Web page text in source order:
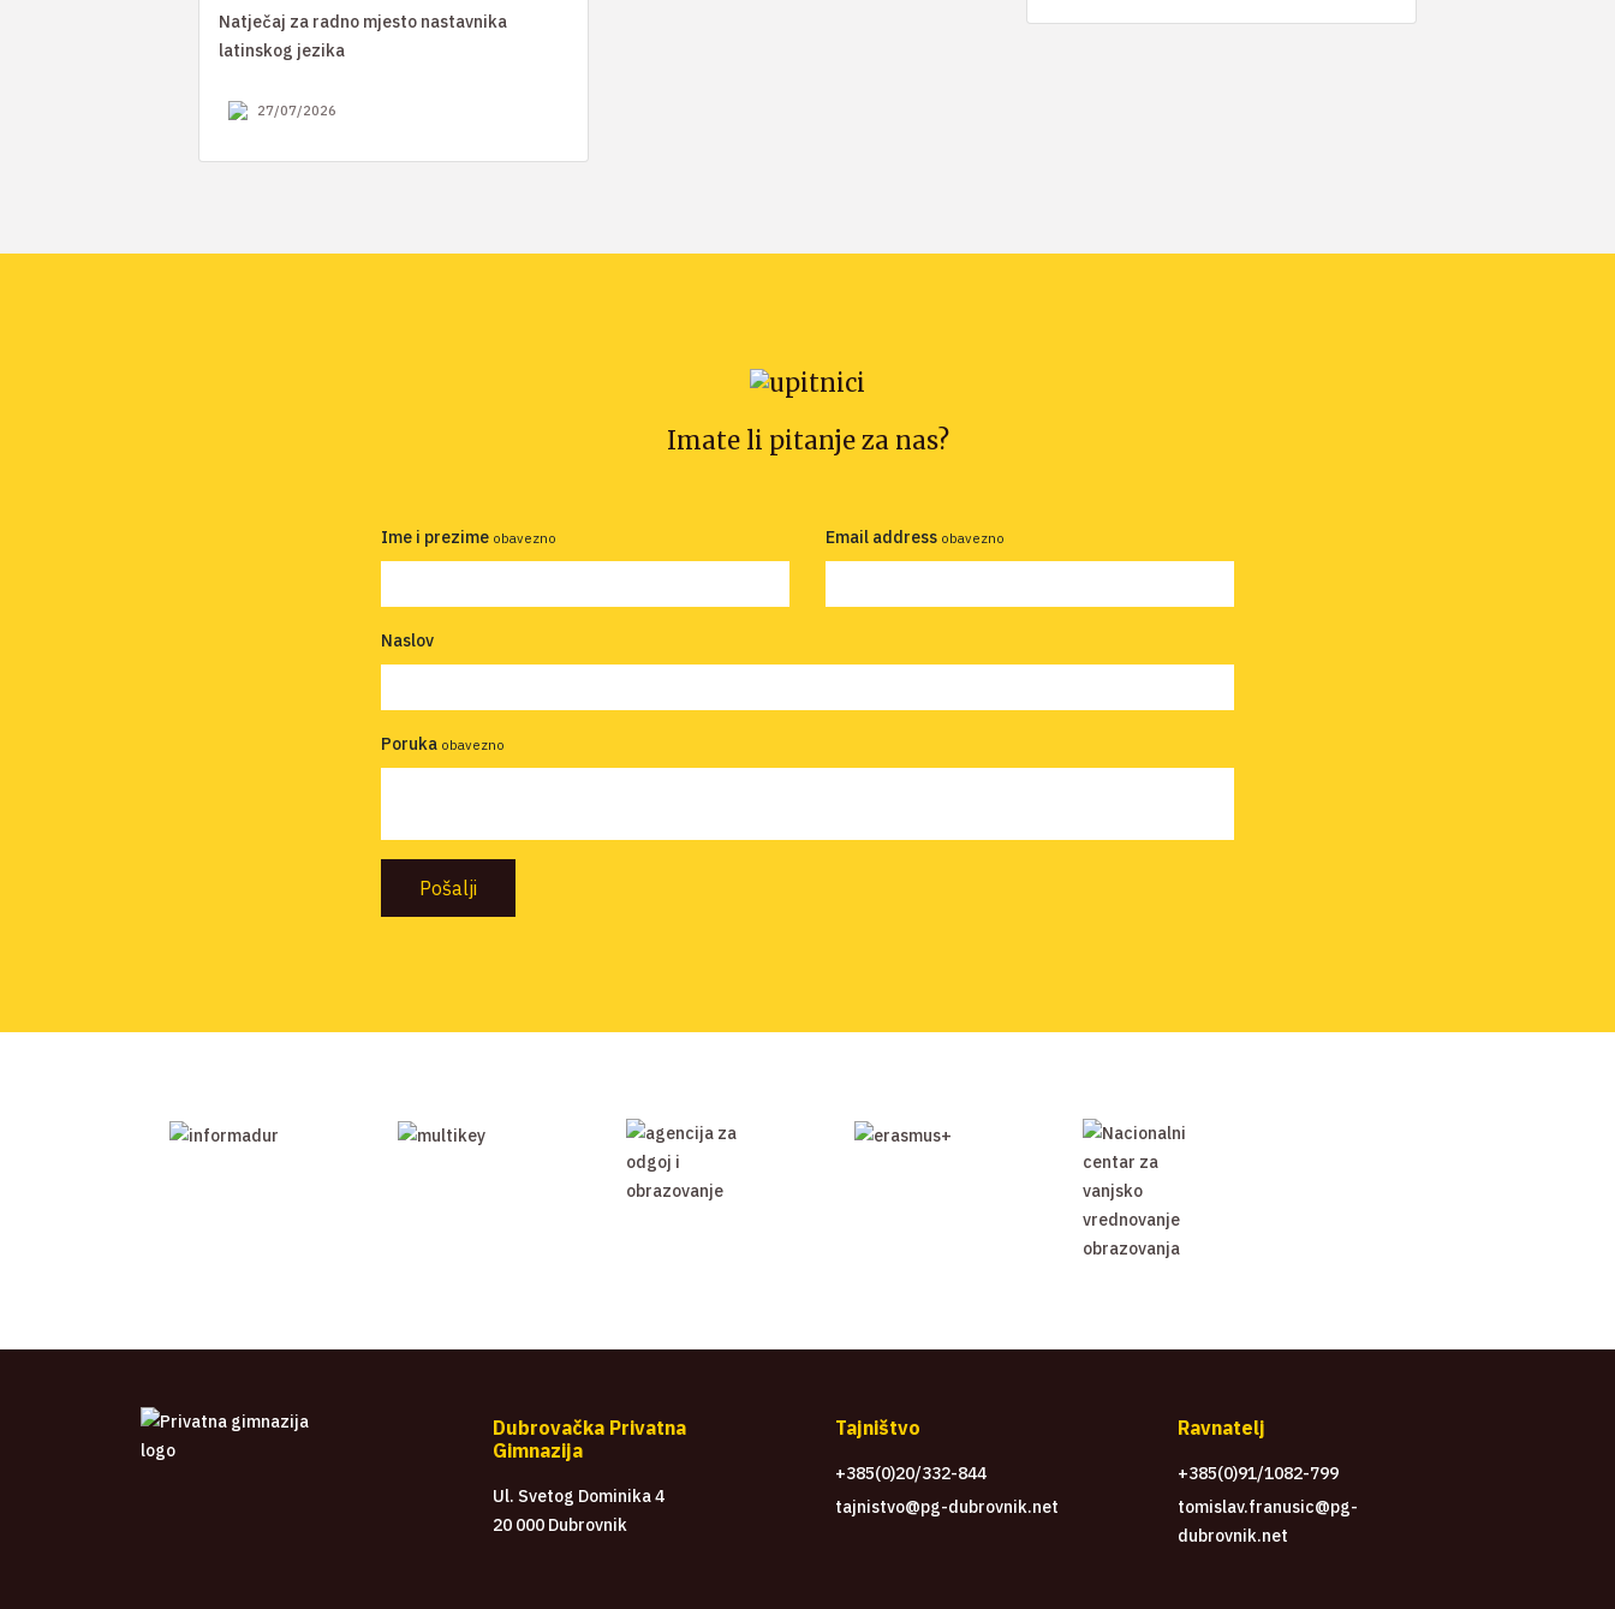
Natječaj za radno mjesto nastavnika
latinskog jezika
27/07/2026
Imate li pitanje za nas?
Ime i prezime obavezno Email address obavezno
Naslov
Poruka obavezno
Pošalji
Dubrovačka Privatna
Gimnazija
Ul. Svetog Dominika 4
20 000 Dubrovnik
Tajništvo
+385(0)20/332-844
tajnistvo@pg-dubrovnik.net
Ravnatelj
+385(0)91/1082-799
tomislav.franusic@pg-
dubrovnik.net